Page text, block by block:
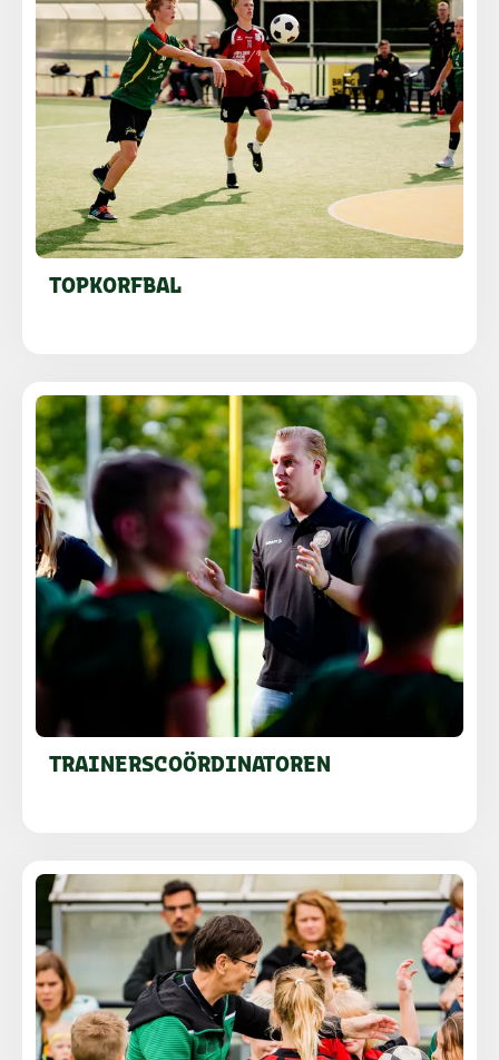
TOPKORFBAL
TRAINERSCOÖRDINATOREN